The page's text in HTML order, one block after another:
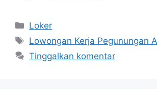
Kategori
Loker
Tag
Lowongan Kerja Pegunungan
Tinggalkan komentar